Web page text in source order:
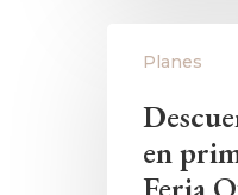
Planes
en